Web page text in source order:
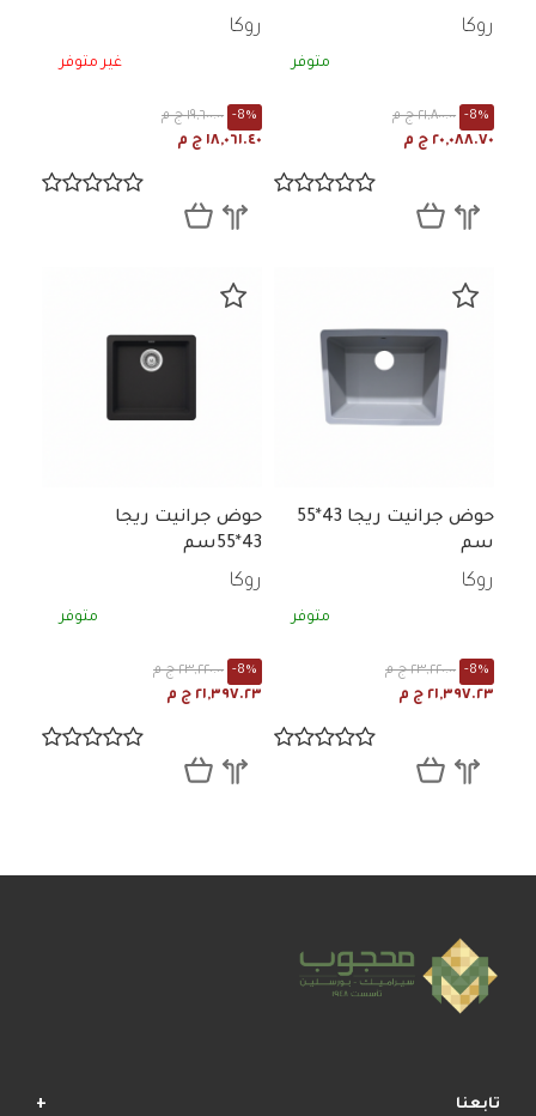
روكا
متوفر
٢١,٨٠٠.٠٠ ج م -8%
٢٠,٠٨٨.٧٠ ج م
روكا
غير متوفر
١٩,٦٠٠.٠٠ ج م -8%
١٨,٠٦١.٤٠ ج م
حوض جرانيت ريجا 43*55
سم
روكا
متوفر
٢٣,٢٢٠.٠٠ ج م -8%
٢١,٣٩٧.٢٣ ج م
حوض جرانيت ريجا
43*55سم
روكا
متوفر
٢٣,٢٢٠.٠٠ ج م -8%
٢١,٣٩٧.٢٣ ج م
تابعنا